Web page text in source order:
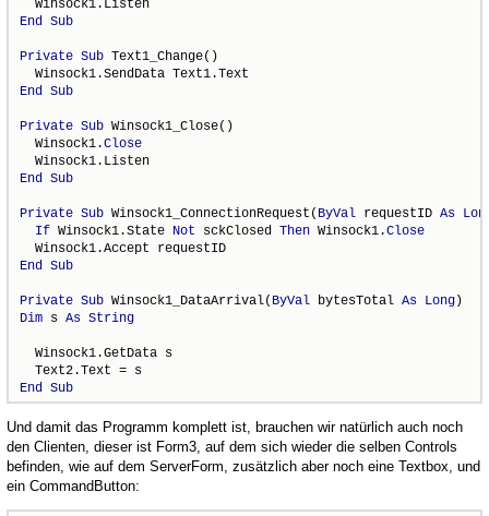
End Sub
Private Sub Text1_Change()
End Sub
Private Sub Winsock1_Close()
  Winsock1.
Close
End Sub
Private Sub Winsock1_ConnectionRequest( ByVal requestID As
If Winsock1.State Not sckClosed Then Winsock1.Close
End Sub
Private Sub Winsock1_DataArrival( ByVal bytesTotal As Long
Dim s As String
  Winsock1.GetData s
End Sub
Und damit das Programm komplett ist, brauchen wir natürlich auch noch
den Clienten, dieser ist Form3, auf dem sich wieder die selben Controls
befinden, wie auf dem ServerForm, zusätzlich aber noch eine Textbox, und
ein CommandButton: